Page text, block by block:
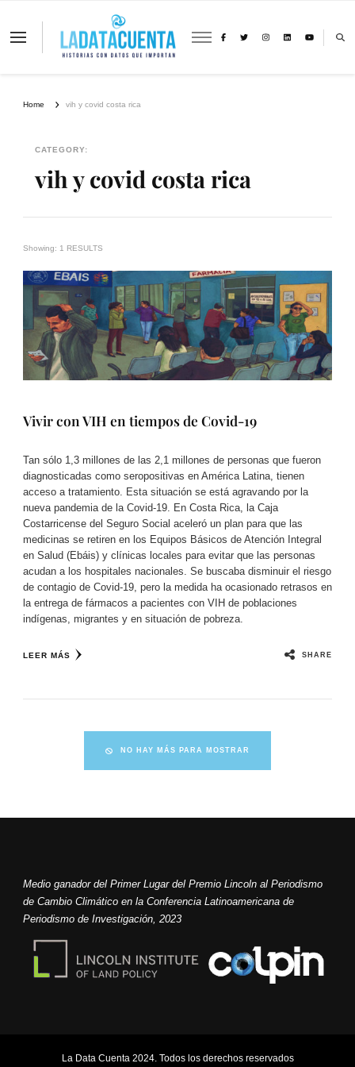
La Data Cuenta es una plataforma
Home vih y covid costa rica
CATEGORY:
vih y covid costa rica
Showing: 1 RESULTS
Vivir con VIH en tiempos de Covid-19​
Tan sólo 1,3 millones de las 2,1 millones de personas que fueron
diagnosticadas como seropositivas en América Latina, tienen
acceso a tratamiento. Esta situación se está agravando por la
nueva pandemia de la Covid-19. En Costa Rica, la Caja
Costarricense del Seguro Social aceleró un plan para que las
medicinas se retiren en los Equipos Básicos de Atención Integral
en Salud (Ebáis) y clínicas locales para evitar que las personas
acudan a los hospitales nacionales. Se buscaba disminuir el riesgo
de contagio de Covid-19, pero la medida ha ocasionado retrasos en
la entrega de fármacos a pacientes con VIH de poblaciones
indígenas, migrantes y en situación de pobreza.
LEER MÁS SHARE
NO HAY MÁS PARA MOSTRAR
Medio ganador del Primer Lugar del Premio Lincoln al Periodismo
de Cambio Climático en la Conferencia Latinoamericana de
Periodismo de Investigación, 2023
La Data Cuenta 2024. Todos los derechos reservados